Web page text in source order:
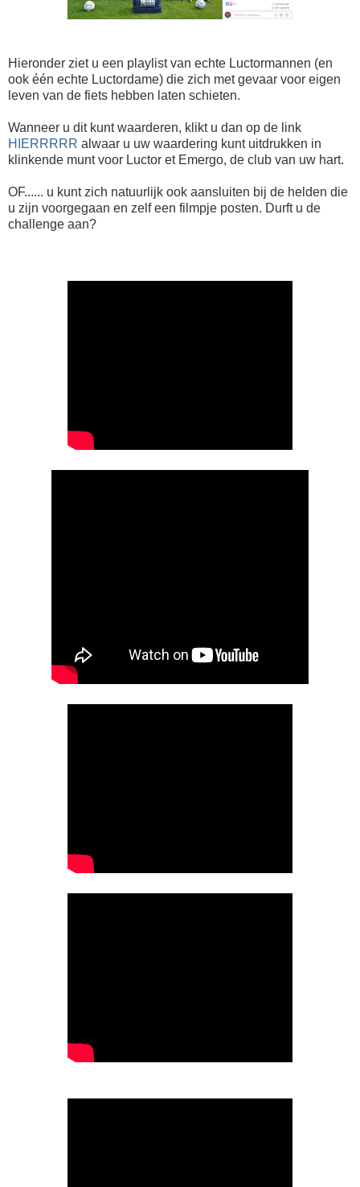
Hieronder ziet u een playlist van echte Luctormannen (en
ook één echte Luctordame) die zich met gevaar voor eigen
leven van de fiets hebben laten schieten.
Wanneer u dit kunt waarderen, klikt u dan op de link
HIERRRRR alwaar u uw waardering kunt uitdrukken in
klinkende munt voor Luctor et Emergo, de club van uw hart.
OF...... u kunt zich natuurlijk ook aansluiten bij de helden die
u zijn voorgegaan en zelf een filmpje posten. Durft u de
challenge aan?